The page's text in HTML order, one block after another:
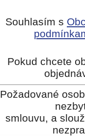
Souhlasím s
Pokud chcete
Požadované
smlouvu, a